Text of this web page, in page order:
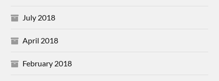
July 2018
April 2018
February 2018